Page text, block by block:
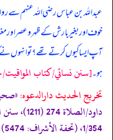
عبداللہ بن عباس رضی اللہ عنہم سے
خوف اور بغیر بارش کے ظہر و عصر اور
آپ ایسا کیوں کرتے تھے؟ تو انہوں
ہو۔[سنن نسائي/كتاب المواقيت/
تخریج الحدیث دارالدعوہ:
1/354، (تحفة الأشراف: 5474) (صحیح)»